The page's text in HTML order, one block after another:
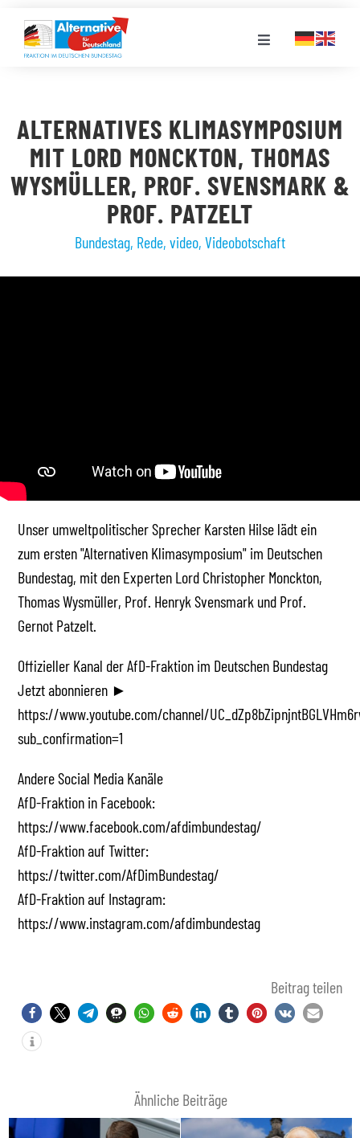
Inhalt
springen
Toggle
LANDESGRUPPEN
VERANSTALTUNGEN
ALTERNATIVES KLIMASYMPOSIUM
MIT LORD MONCKTON, THOMAS
WYSMÜLLER, PROF. SVENSMARK &
PROF. PATZELT
Bundestag, Rede, video, Videobotschaft
Unser umweltpolitischer Sprecher Karsten Hilse lädt ein
zum ersten "Alternativen Klimasymposium" im Deutschen
Bundestag, mit den Experten Lord Christopher Monckton,
Thomas Wysmüller, Prof. Henryk Svensmark und Prof.
Gernot Patzelt.
Offizieller Kanal der AfD-Fraktion im Deutschen Bundestag
Jetzt abonnieren ►
https://www.youtube.com/channel/
sub_confirmation=1
Andere Social Media Kanäle
AfD-Fraktion in Facebook:
https://www.facebook.com/afdimbundestag/
AfD-Fraktion auf Twitter:
https://twitter.com/AfDimBundestag/
AfD-Fraktion auf Instagram:
https://www.instagram.com/afdimbundestag
Beitrag teilen
Ähnliche Beiträge